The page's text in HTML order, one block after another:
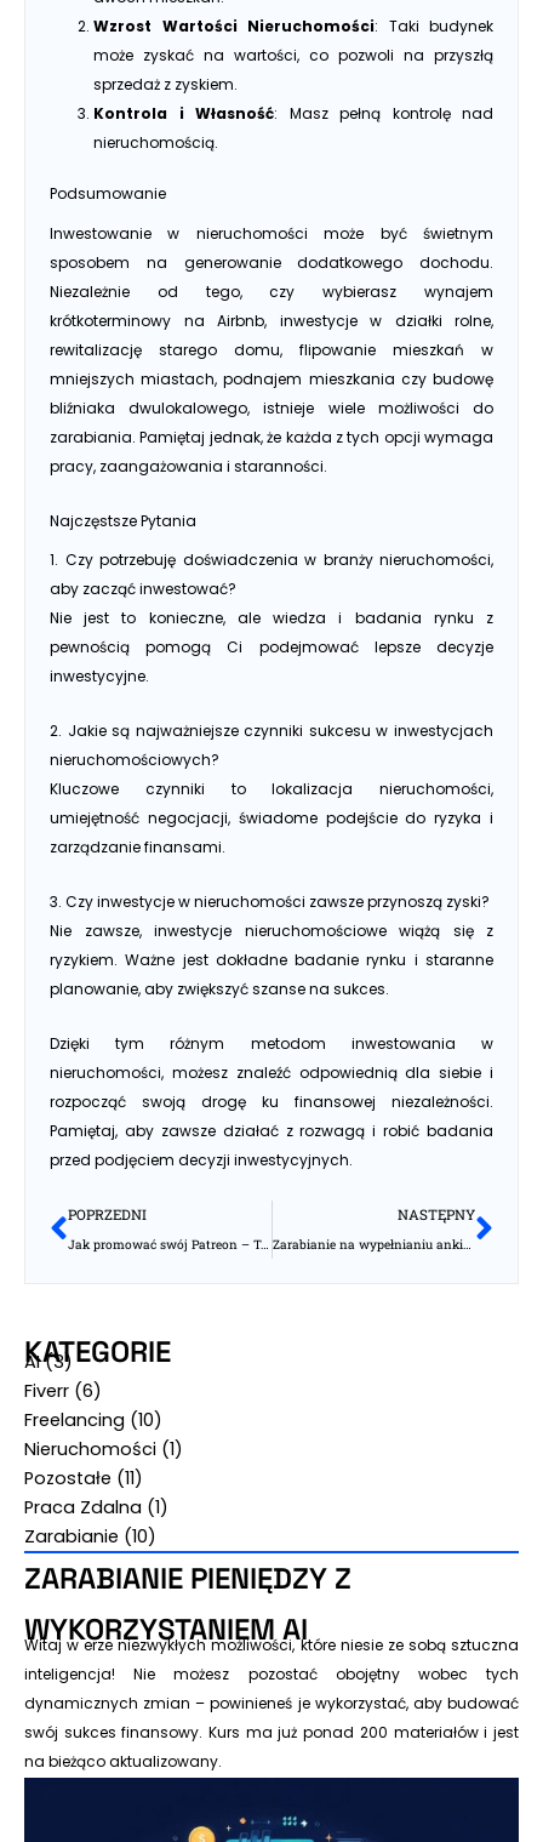
Wzrost Wartości Nieruchomości: Taki budynek
może zyskać na wartości, co pozwoli na przyszłą
sprzedaż z zyskiem.
Kontrola i Własność: Masz pełną kontrolę nad
nieruchomością.
Podsumowanie
Inwestowanie w nieruchomości może być świetnym
sposobem na generowanie dodatkowego dochodu.
Niezależnie od tego, czy wybierasz wynajem
krótkoterminowy na Airbnb, inwestycje w działki rolne,
rewitalizację starego domu, flipowanie mieszkań w
mniejszych miastach, podnajem mieszkania czy budowę
bliźniaka dwulokalowego, istnieje wiele możliwości do
zarabiania. Pamiętaj jednak, że każda z tych opcji wymaga
pracy, zaangażowania i staranności.
Najczęstsze Pytania
1. Czy potrzebuję doświadczenia w branży nieruchomości,
aby zacząć inwestować?
Nie jest to konieczne, ale wiedza i badania rynku z
pewnością pomogą Ci podejmować lepsze decyzje
inwestycyjne.
2. Jakie są najważniejsze czynniki sukcesu w inwestycjach
nieruchomościowych?
Kluczowe czynniki to lokalizacja nieruchomości,
umiejętność negocjacji, świadome podejście do ryzyka i
zarządzanie finansami.
3. Czy inwestycje w nieruchomości zawsze przynoszą zyski?
Nie zawsze, inwestycje nieruchomościowe wiążą się z
ryzykiem. Ważne jest dokładne badanie rynku i staranne
planowanie, aby zwiększyć szanse na sukces.
Dzięki tym różnym metodom inwestowania w
nieruchomości, możesz znaleźć odpowiednią dla siebie i
rozpocząć swoją drogę ku finansowej niezależności.
Pamiętaj, aby zawsze działać z rozwagą i robić badania
przed podjęciem decyzji inwestycyjnych.
Prev
POPRZEDNI
Jak promować swój Patreon – Top 7 wskazówek
NASTĘPNY
Zarabianie na wypełnianiu ankiet Online
KATEGORIE
AI(3)
Fiverr (6)
Freelancing (10)
Nieruchomości (1)
Pozostałe (11)
Praca Zdalna (1)
Zarabianie (10)
ZARABIANIE PIENIĘDZY Z
WYKORZYSTANIEM AI
Witaj w erze niezwykłych możliwości, które niesie ze sobą sztuczna
inteligencja! Nie możesz pozostać obojętny wobec tych
dynamicznych zmian – powinieneś je wykorzystać, aby budować
swój sukces finansowy. Kurs ma już ponad 200 materiałów i jest
na bieżąco aktualizowany.